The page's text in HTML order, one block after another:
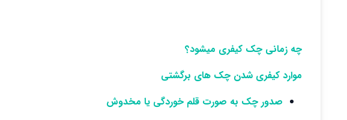
چه زمانی چک کیفری میشود؟
موارد کیفری شدن چک های برگشتی
صدور چک به صورت قلم خوردگی یا مخدوش